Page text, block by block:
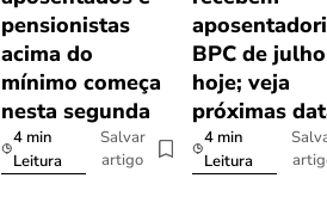
pensionistas
acima do
mínimo começa
nesta segunda
4 min
Leitura
Salvar
artigo
BPC de julho
hoje; veja
próximas
4 min
Leitura